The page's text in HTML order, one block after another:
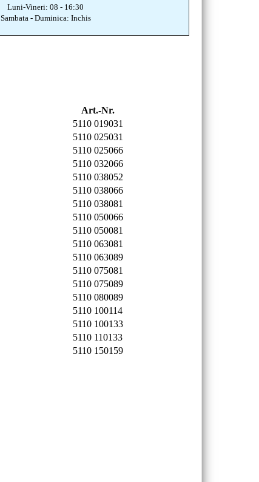
Luni-Vineri: 08 - 16:30
Sambata - Duminica: Inchis
Art.-Nr.
5110 019031
5110 025031
5110 025066
5110 032066
5110 038052
5110 038066
5110 038081
5110 050066
5110 050081
5110 063081
5110 063089
5110 075081
5110 075089
5110 080089
5110 100114
5110 100133
5110 110133
5110 150159